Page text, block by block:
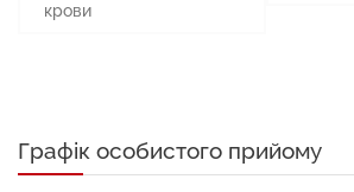
крови
Графік особистого прийому